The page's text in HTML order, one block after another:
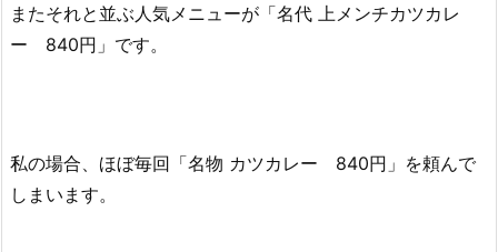
またそれと並ぶ人気メニューが「名代 上メンチカツカレ
ー 840円」です。
私の場合、ほぼ毎回「名物 カツカレー 840円」を頼んで
しまいます。